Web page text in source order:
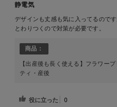
静電気
デザインも丈感も気に入ってるので
とわりつくので対策が必要です。
商品：
【出産後も長く使える】フラワー
ティ・産後
役に立った 0